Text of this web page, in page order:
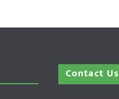
Contact Us